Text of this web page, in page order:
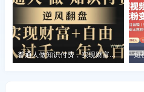
普通人做知识付费，实现财富自由，逆风翻盘，日入过千，年入百万